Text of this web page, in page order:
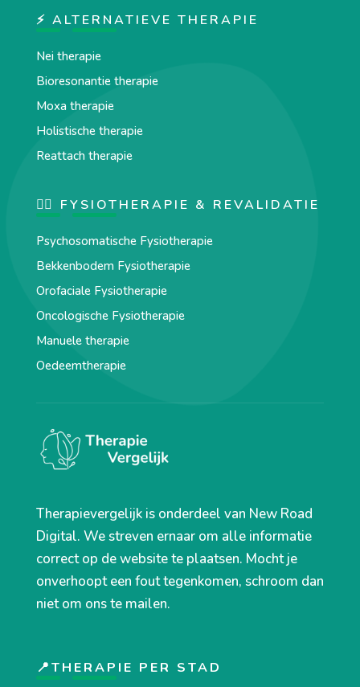
⚡ ALTERNATIEVE THERAPIE
Nei therapie
Bioresonantie therapie
Moxa therapie
Holistische therapie
Reattach therapie
🏋️‍♀️ FYSIOTHERAPIE & REVALIDATIE
Psychosomatische Fysiotherapie
Bekkenbodem Fysiotherapie
Orofaciale Fysiotherapie
Oncologische Fysiotherapie
Manuele therapie
Oedeemtherapie
Therapievergelijk is onderdeel van New Road
Digital. We streven ernaar om alle informatie
correct op de website te plaatsen. Mocht je
onverhoopt een fout tegenkomen, schroom dan
niet om ons te mailen.
📍THERAPIE PER STAD